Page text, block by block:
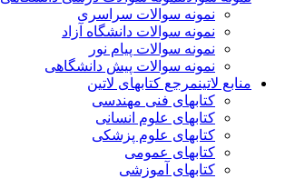
نمونه سوالات سراسری
نمونه سوالات دانشگاه آزاد
نمونه سوالات پیام نور
نمونه سوالات پیش دانشگاهی
منابع لاتینمرجع کتابهای لاتین
کتابهای فنی مهندسی
کتابهای علوم انسانی
کتابهای علوم پزشکی
کتابهای عمومی
کتابهای آموزشی